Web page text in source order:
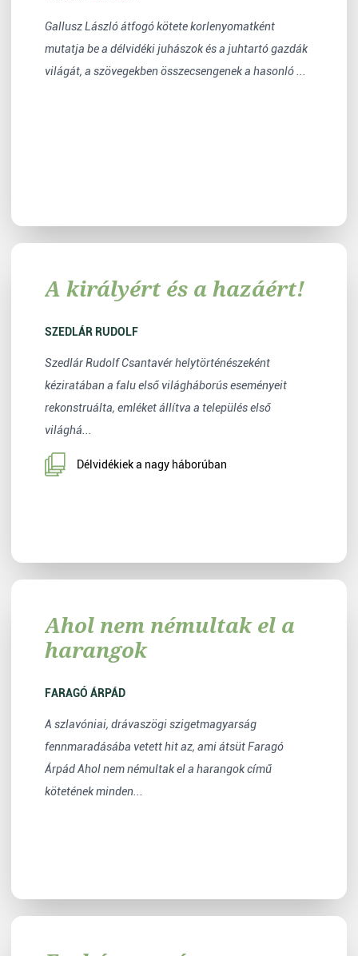
Gallusz László átfogó kötete korlenyomatként
mutatja be a délvidéki juhászok és a juhtartó gazdák
világát, a szövegekben összecsengenek a hasonló ...
A királyért és a hazáért!
SZEDLÁR RUDOLF
Szedlár Rudolf Csantavér helytörténészeként
kéziratában a falu első világháborús eseményeit
rekonstruálta, emléket állítva a település első
világhá...
Délvidékiek a nagy háborúban
Ahol nem némultak el a
harangok
FARAGÓ ÁRPÁD
A szlavóniai, drávaszögi szigetmagyarság
fennmaradásába vetett hit az, ami átsüt Faragó
Árpád Ahol nem némultak el a harangok című
kötetének minden...